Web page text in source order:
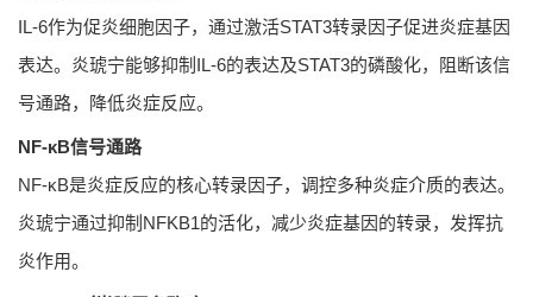
IL-6作为促炎细胞因子，通过激活STAT3转录因子促进炎症基因
表达。炎琥宁能够抑制IL-6的表达及STAT3的磷酸化，阻断该信
号通路，降低炎症反应。
NF-κB信号通路
NF-κB是炎症反应的核心转录因子，调控多种炎症介质的表达。
炎琥宁通过抑制NFKB1的活化，减少炎症基因的转录，发挥抗
炎作用。